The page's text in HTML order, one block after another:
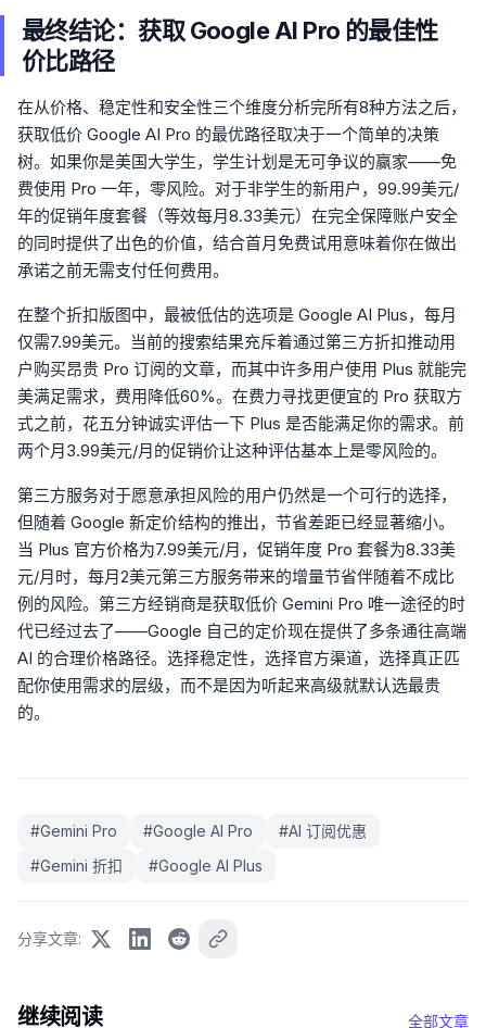
最终结论：获取 Google AI Pro 的最佳性
价比路径
在从价格、稳定性和安全性三个维度分析完所有8种方法之后，
获取低价 Google AI Pro 的最优路径取决于一个简单的决策
树。如果你是美国大学生，学生计划是无可争议的赢家——免
费使用 Pro 一年，零风险。对于非学生的新用户，99.99美元/
年的促销年度套餐（等效每月8.33美元）在完全保障账户安全
的同时提供了出色的价值，结合首月免费试用意味着你在做出
承诺之前无需支付任何费用。
在整个折扣版图中，最被低估的选项是 Google AI Plus，每月
仅需7.99美元。当前的搜索结果充斥着通过第三方折扣推动用
户购买昂贵 Pro 订阅的文章，而其中许多用户使用 Plus 就能完
美满足需求，费用降低60%。在费力寻找更便宜的 Pro 获取方
式之前，花五分钟诚实评估一下 Plus 是否能满足你的需求。前
两个月3.99美元/月的促销价让这种评估基本上是零风险的。
第三方服务对于愿意承担风险的用户仍然是一个可行的选择，
但随着 Google 新定价结构的推出，节省差距已经显著缩小。
当 Plus 官方价格为7.99美元/月，促销年度 Pro 套餐为8.33美
元/月时，每月2美元第三方服务带来的增量节省伴随着不成比
例的风险。第三方经销商是获取低价 Gemini Pro 唯一途径的时
代已经过去了——Google 自己的定价现在提供了多条通往高端
AI 的合理价格路径。选择稳定性，选择官方渠道，选择真正匹
配你使用需求的层级，而不是因为听起来高级就默认选最贵
的。
#Gemini Pro #Google AI Pro #AI 订阅优惠
#Gemini 折扣 #Google AI Plus
分享文章:
继续阅读 全部文章